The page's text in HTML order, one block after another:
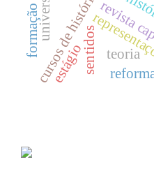
cursos de históriarevista
sentidos
estágio teoria